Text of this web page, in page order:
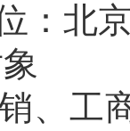
：北
、工